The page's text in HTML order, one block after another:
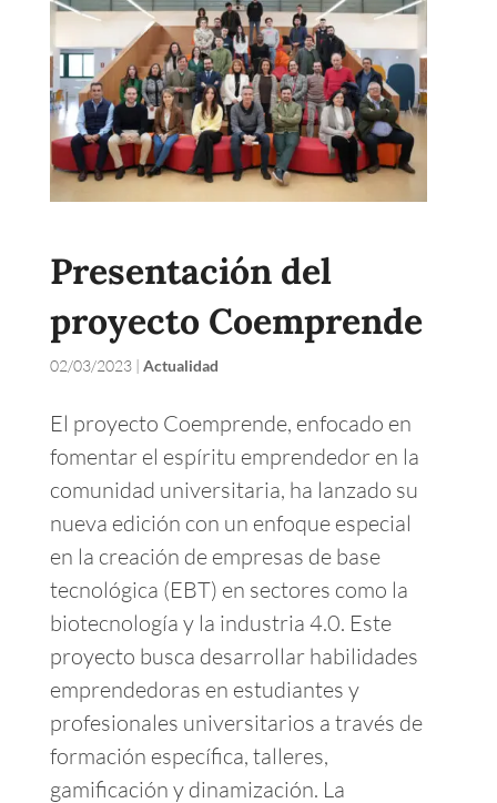
Presentación del
proyecto Coemprende
02/03/2023| Actualidad
El proyecto Coemprende, enfocado en
fomentar el espíritu emprendedor en la
comunidad universitaria, ha lanzado su
nueva edición con un enfoque especial
en la creación de empresas de base
tecnológica (EBT) en sectores como la
biotecnología y la industria 4.0. Este
proyecto busca desarrollar habilidades
emprendedoras en estudiantes y
profesionales universitarios a través de
formación específica, talleres,
gamificación y dinamización. La